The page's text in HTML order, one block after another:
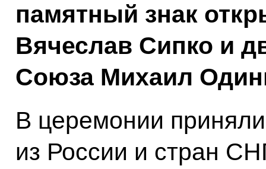
памятный знак
Вячеслав Сипко и
Союза Михаил
В церемонии
из России и стран